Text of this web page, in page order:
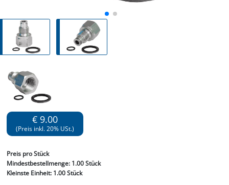
€ 9.00
(Preis inkl. 20% USt.)
Preis pro Stück
Mindestbestellmenge: 1.00 Stück
Kleinste Einheit:1.00 Stück